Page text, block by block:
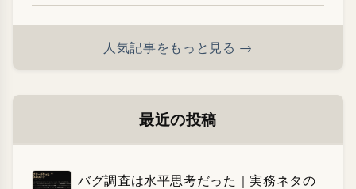
人気記事をもっと見る →
最近の投稿
バグ調査は水平思考だった｜実務ネタの